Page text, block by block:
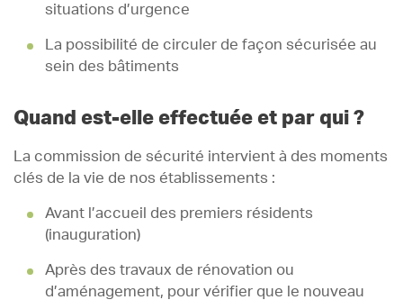
situations d’urgence
La possibilité de circuler de façon sécurisée au
sein des bâtiments
Quand est-elle effectuée et par qui ?
La commission de sécurité intervient à des moments
clés de la vie de nos établissements :
Avant l’accueil des premiers résidents
(inauguration)
Après des travaux de rénovation ou
d’aménagement, pour vérifier que le nouveau